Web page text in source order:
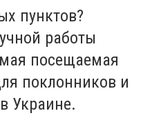
пунктов?
работы
посещаемая
поклонников и
Украине.